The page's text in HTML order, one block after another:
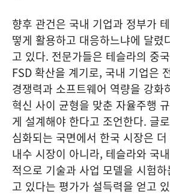
향후 관건은 국내 기업과 정부가
떻게 활용하고 대응하느냐에 달렸
고 있다. 전문가들은 테슬라의 중
FSD 확산을 계기로, 국내 기업은
경쟁력과 소프트웨어 역량을 강화
혁신 사이 균형을 맞춘 자율주행
게 설계해야 한다고 조언한다. 글
심화되는 국면에서 한국 시장은
내수 시장이 아니라, 테슬라와 국
적으로 기술과 사업 모델을 시험
고 있다는 평가가 설득력을 얻고